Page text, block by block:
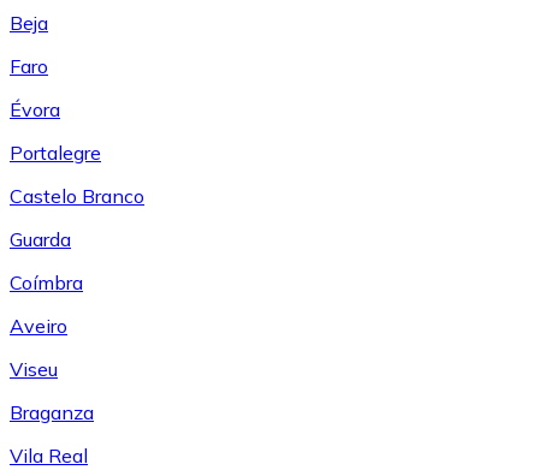
Beja
Faro
Évora
Portalegre
Castelo Branco
Guarda
Coímbra
Aveiro
Viseu
Braganza
Vila Real